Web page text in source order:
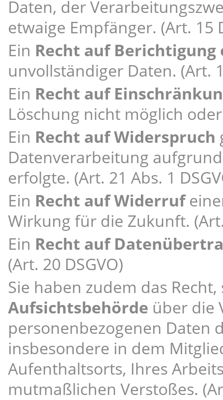
Daten, der
etwaige Empfänger. (Art. 15
Ein Recht auf Berichtigung
unvollständiger Daten. (Art.
Ein Recht auf
Löschung nicht möglich
Ein Recht auf Widerspruch
Datenverarbeitung
erfolgte. (Art. 21 Abs. 1
Ein Recht auf Widerruf
Wirkung für die Zukunft.
Ein Recht auf
(Art. 20 DSGVO)
Sie haben zudem das
Aufsichtsbehörde über die
personenbezogenen Daten
insbesondere in dem
Aufenthaltsorts, Ihres
mutmaßlichen Verstoßes.